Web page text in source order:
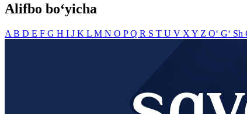
Alifbo bo‘yicha
A B D E F G H I J K L M N O PQ R S T U V X Y Z O‘ G‘ Sh